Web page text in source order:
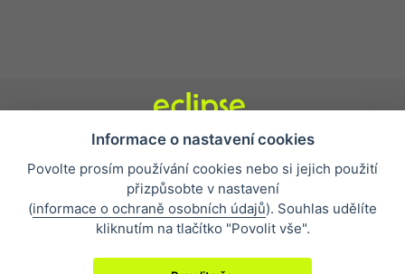
Obchodní podmínky
Nejčastější otázky
Ochrana osobních údajů
O společnosti
Whistleblowing
Informace o nastavení cookies
Povolte prosím používání cookies nebo si jejich použití
přizpůsobte v nastavení
(informace o ochraně osobních údajů). Souhlas udělíte
kliknutím na tlačítko "Povolit vše".